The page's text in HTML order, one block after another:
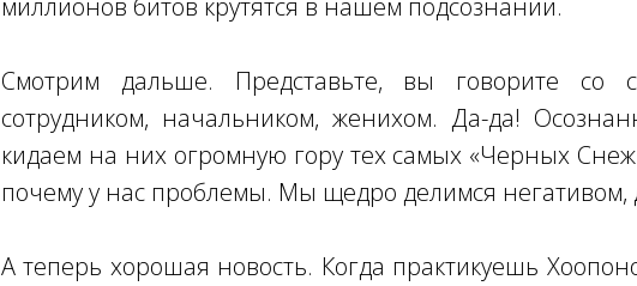
миллионов битов крутятся в нашем подсознании.
Смотрим дальше. Представьте, вы говорите со
сотрудником, начальником, женихом. Да-да!
кидаем на них огромную гору тех самых «Черных
почему у нас проблемы. Мы щедро делимся негативом,
А теперь хорошая новость. Когда практикуешь